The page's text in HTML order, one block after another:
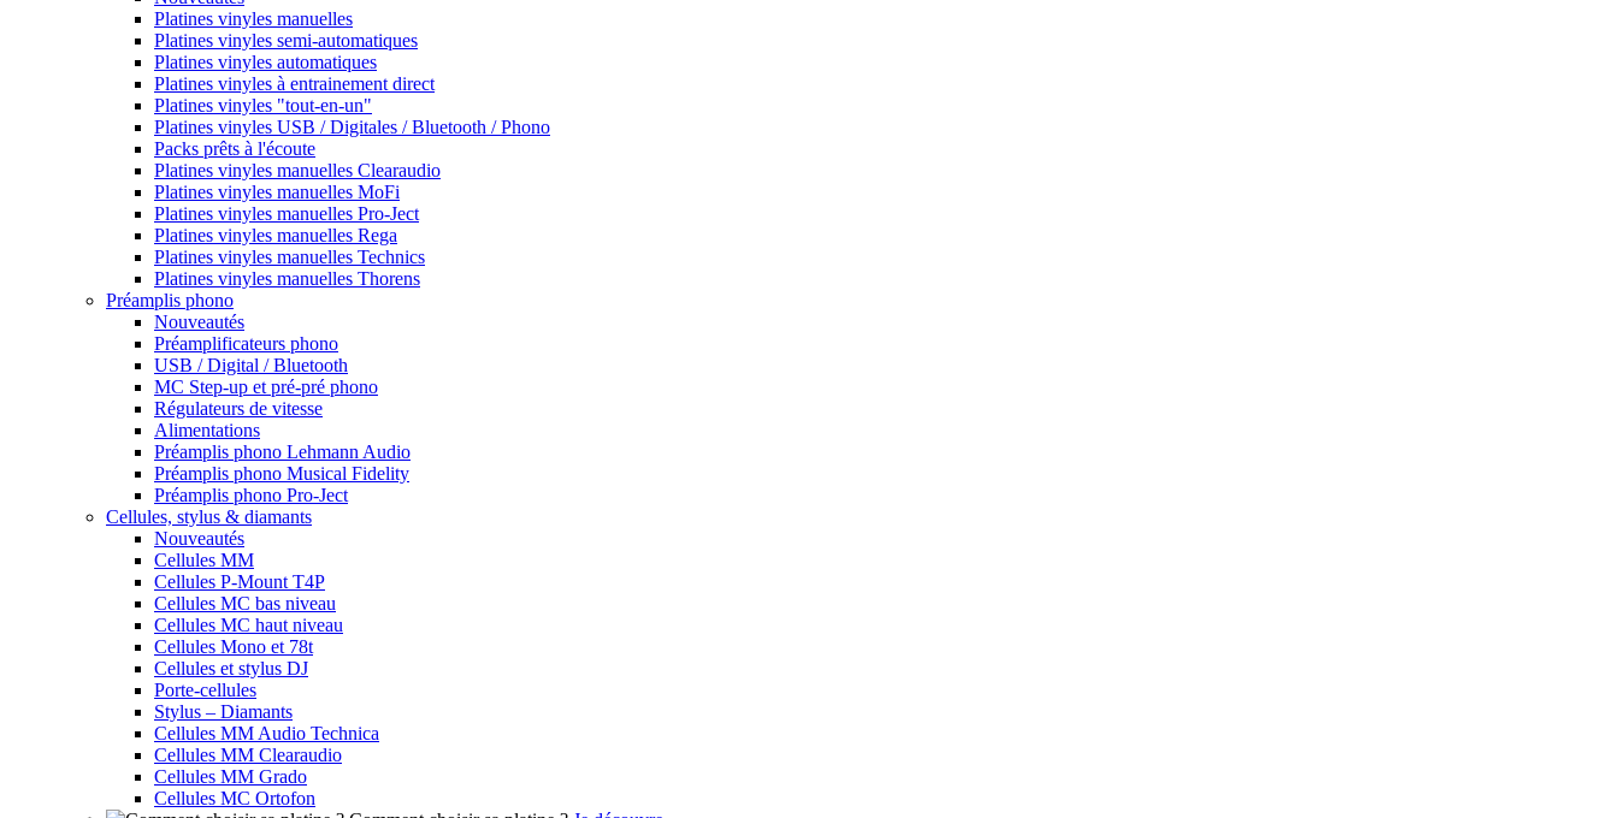
Platines vinyles manuelles
Platines vinyles semi-automatiques
Platines vinyles automatiques
Platines vinyles à entrainement direct
Platines vinyles "tout-en-un"
Platines vinyles USB / Digitales / Bluetooth / Phono
Packs prêts à l'écoute
Platines vinyles manuelles Clearaudio
Platines vinyles manuelles MoFi
Platines vinyles manuelles Pro-Ject
Platines vinyles manuelles Rega
Platines vinyles manuelles Technics
Platines vinyles manuelles Thorens
Préamplis phono
Nouveautés
Préamplificateurs phono
USB / Digital / Bluetooth
MC Step-up et pré-pré phono
Régulateurs de vitesse
Alimentations
Préamplis phono Lehmann Audio
Préamplis phono Musical Fidelity
Préamplis phono Pro-Ject
Cellules, stylus & diamants
Nouveautés
Cellules MM
Cellules P-Mount T4P
Cellules MC bas niveau
Cellules MC haut niveau
Cellules Mono et 78t
Cellules et stylus DJ
Porte-cellules
Stylus – Diamants
Cellules MM Audio Technica
Cellules MM Clearaudio
Cellules MM Grado
Cellules MC Ortofon